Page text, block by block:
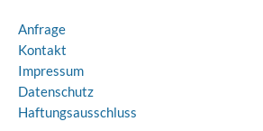
Anfrage
Kontakt
Impressum
Datenschutz
Haftungsausschluss